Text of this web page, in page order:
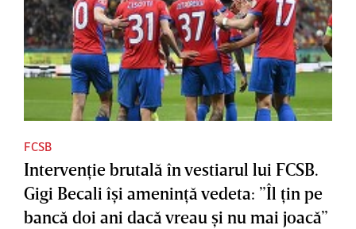
FCSB
Intervenţie brutală în vestiarul lui FCSB.
Gigi Becali îşi ameninţă vedeta: ”Îl ţin pe
bancă doi ani dacă vreau şi nu mai joacă”